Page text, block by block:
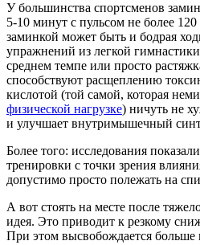
У большинства спортсменов
5-10 минут с пульсом не более
заминкой может быть и бодрая
упражнений из легкой
среднем темпе или просто
способствуют расщеплению
кислотой (той самой, которая
физической нагрузке) ничуть не
и улучшает внутримышечный
Более того: исследования
тренировки с точки зрения
допустимо просто полежать на
А вот стоять на месте после
идея. Это приводит к резкому
При этом высвобождается больше